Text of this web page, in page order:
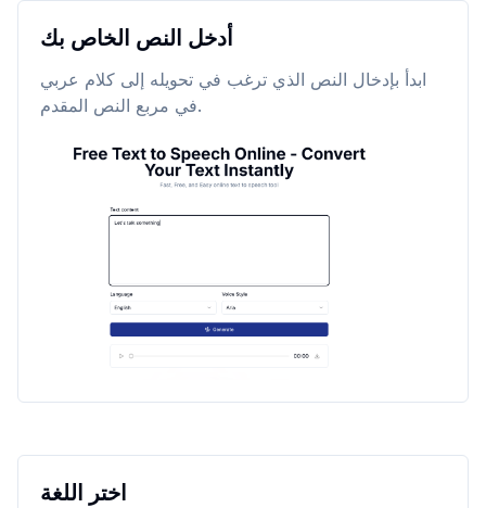
أدخل النص الخاص بك
ابدأ بإدخال النص الذي ترغب في تحويله إلى كلام عربي
في مربع النص المقدم.
اختر اللغة